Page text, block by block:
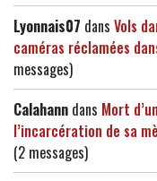
Lyonnais07 dans Vols
caméras réclamées
messages)
Calahann dans Mort
l’incarcération de sa
(2 messages)